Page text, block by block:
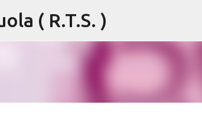
Passa ai contenuti principali
( R.T.S. )